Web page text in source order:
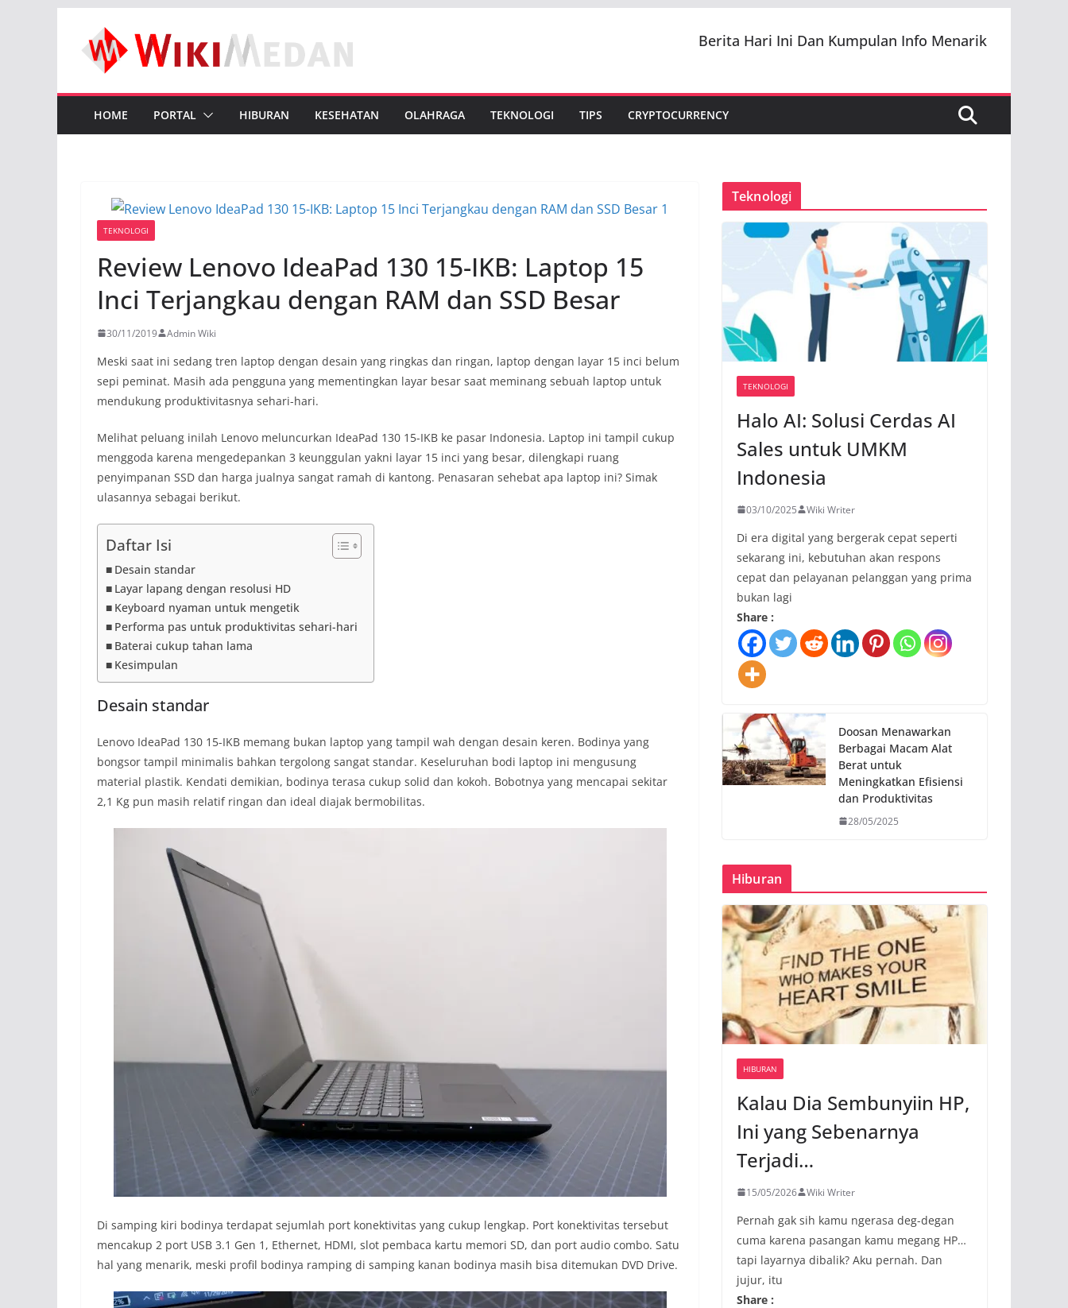
content
Berita Hari Ini Dan Kumpulan Info Menarik
HOME PORTAL HIBURAN KESEHATAN OLAHRAGA TEKNOLOGI TIPS CRYPTOCURRENCY
TEKNOLOGI
Review Lenovo IdeaPad 130 15-IKB: Laptop 15
Inci Terjangkau dengan RAM dan SSD Besar
30/11/2019 Admin Wiki
Meski saat ini sedang tren laptop dengan desain yang ringkas dan ringan, laptop dengan layar 15 inci belum
sepi peminat. Masih ada pengguna yang mementingkan layar besar saat meminang sebuah laptop untuk
mendukung produktivitasnya sehari-hari.
Melihat peluang inilah Lenovo meluncurkan IdeaPad 130 15-IKB ke pasar Indonesia. Laptop ini tampil cukup
menggoda karena mengedepankan 3 keunggulan yakni layar 15 inci yang besar, dilengkapi ruang
penyimpanan SSD dan harga jualnya sangat ramah di kantong. Penasaran sehebat apa laptop ini? Simak
ulasannya sebagai berikut.
Daftar Isi
Desain standar
Layar lapang dengan resolusi HD
Keyboard nyaman untuk mengetik
Performa pas untuk produktivitas sehari-hari
Baterai cukup tahan lama
Kesimpulan
Desain standar
Lenovo IdeaPad 130 15-IKB memang bukan laptop yang tampil wah dengan desain keren. Bodinya yang
bongsor tampil minimalis bahkan tergolong sangat standar. Keseluruhan bodi laptop ini mengusung
material plastik. Kendati demikian, bodinya terasa cukup solid dan kokoh. Bobotnya yang mencapai sekitar
2,1 Kg pun masih relatif ringan dan ideal diajak bermobilitas.
Di samping kiri bodinya terdapat sejumlah port konektivitas yang cukup lengkap. Port konektivitas tersebut
mencakup 2 port USB 3.1 Gen 1, Ethernet, HDMI, slot pembaca kartu memori SD, dan port audio combo. Satu
hal yang menarik, meski profil bodinya ramping di samping kanan bodinya masih bisa ditemukan DVD Drive.
Teknologi
TEKNOLOGI
Halo AI: Solusi Cerdas AI
Sales untuk UMKM
Indonesia
03/10/2025 Wiki Writer
Di era digital yang bergerak cepat seperti
sekarang ini, kebutuhan akan respons
cepat dan pelayanan pelanggan yang prima
bukan lagi
Share :
Doosan Menawarkan
Berbagai Macam Alat
Berat untuk
Meningkatkan Efisiensi
dan Produktivitas
28/05/2025
Hiburan
HIBURAN
Kalau Dia Sembunyiin HP,
Ini yang Sebenarnya
Terjadi…
15/05/2026 Wiki Writer
Pernah gak sih kamu ngerasa deg-degan
cuma karena pasangan kamu megang HP…
tapi layarnya dibalik? Aku pernah. Dan
jujur, itu
Share :